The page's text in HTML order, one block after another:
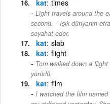
kat times
Light travels around the
second. - Işık dünyanın
seyahat eder.
kat slab
kat flight
Tom walked down a flight
yürüdü.
kat film
I watched the film